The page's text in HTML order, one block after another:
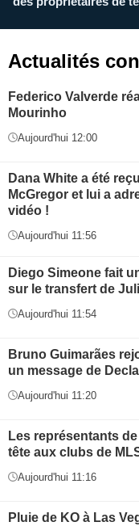
Actualités
Federico Valverde
Mourinho
Aujourd'hui 12:00
Dana White a été
McGregor et lui a
vidéo !
Aujourd'hui 11:56
Diego Simeone fait
sur le transfert de
Aujourd'hui 11:54
Bruno Guimarães
un message de
Aujourd'hui 11:20
Les représentants
tête aux clubs de
Aujourd'hui 11:16
Pluie de KO à Las